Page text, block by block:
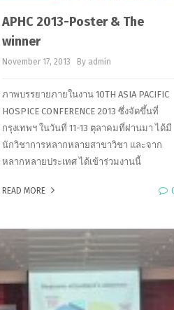
APHC 2013-Poster & The
winner‏
November 17, 2013 By admin
ภาพบรรยายภายในงาน 10TH ASIA PACIFIC
HOSPICE CONFERENCE 2013 ซึ่งจัดขึ้นที่
กรุงเทพฯ ในวันที่ 11-13 ตุลาคมที่ผ่านมา ได้มี
นักวิชาการหลากหลายสาขาวิชา และจาก
หลากหลายประเทศ ได้เข้าร่วมงานนี้
READ MORE